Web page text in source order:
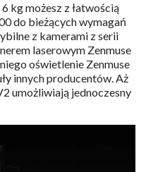
kg możesz z łatwością
do bieżących wymagań
z kamerami z serii
laserowym Zenmuse
oświetlenie Zenmuse
innych producentów. Aż
umożliwiają jednoczesny